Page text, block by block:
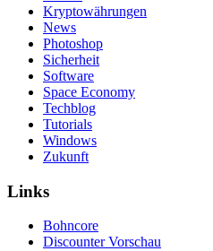
Kryptowährungen
News
Photoshop
Sicherheit
Software
Space Economy
Techblog
Tutorials
Windows
Zukunft
Links
Bohncore
Discounter Vorschau